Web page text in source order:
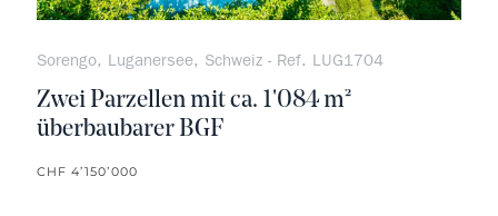
Sorengo, Luganersee, Schweiz - Ref. LUG1704
Zwei Parzellen mit ca. 1'084 m²
überbaubarer BGF
CHF 4’150’000